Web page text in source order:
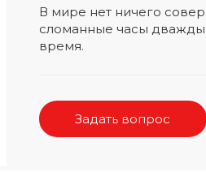
В мире нет ничего
сломанные часы дважды
время.
Задать вопрос